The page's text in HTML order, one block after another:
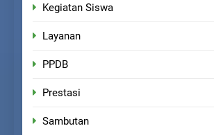
Kegiatan Siswa
Layanan
PPDB
Prestasi
Sambutan